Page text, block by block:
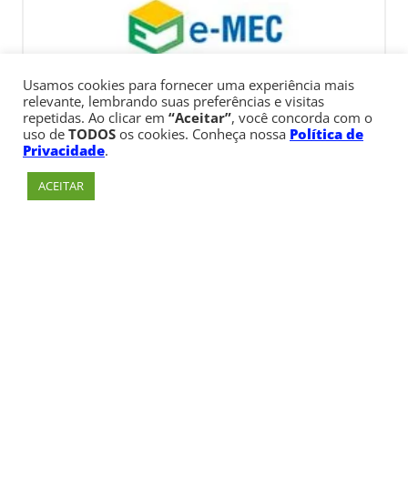
Usamos cookies para fornecer uma experiência mais
relevante, lembrando suas preferências e visitas
repetidas. Ao clicar em “Aceitar”, você concorda com o
uso de TODOS os cookies. Conheça nossa Política de
Privacidade.
ACEITAR